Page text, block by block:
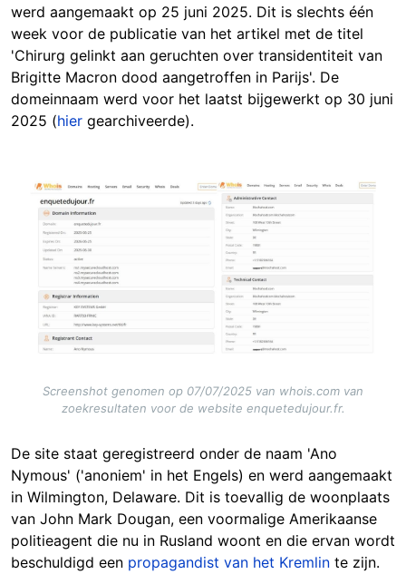
werd aangemaakt op 25 juni 2025. Dit is slechts één
week voor de publicatie van het artikel met de titel
'Chirurg gelinkt aan geruchten over transidentiteit van
Brigitte Macron dood aangetroffen in Parijs'. De
domeinnaam werd voor het laatst bijgewerkt op 30 juni
2025 (hier gearchiveerde).
Image
Screenshot genomen op 07/07/2025 van whois.com van
zoekresultaten voor de website enquetedujour.fr.
De site staat geregistreerd onder de naam 'Ano
Nymous' ('anoniem' in het Engels) en werd aangemaakt
in Wilmington, Delaware. Dit is toevallig de woonplaats
van John Mark Dougan, een voormalige Amerikaanse
politieagent die nu in Rusland woont en die ervan wordt
beschuldigd een propagandist van het Kremlin te zijn.